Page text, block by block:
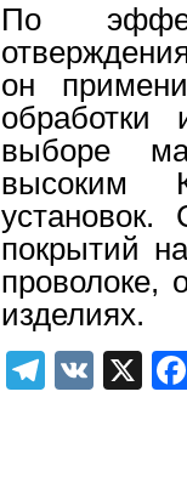
По
он
выборе
высоким
установок.
покрытий
проволоке,
изделиях.
VK X